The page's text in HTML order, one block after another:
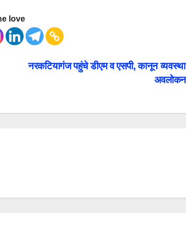
love
नरकटियागंज पहुंचे डीएम व एसपी, कानून
अवलोकन